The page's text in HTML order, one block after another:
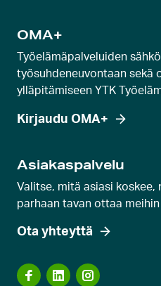
OMA+
Työelämäpalveluiden
työsuhdeneuvontaan sekä
ylläpitämiseen YTK
Kirjaudu OMA+
Asiakaspalvelu
Valitse, mitä asiasi koskee,
parhaan tavan ottaa
Ota yhteyttä